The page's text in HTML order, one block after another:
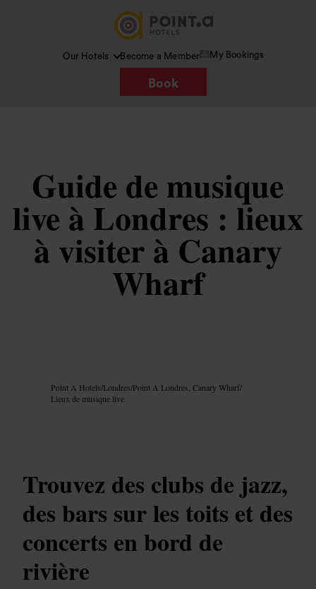
Our Hotels Become a Member My Bookings
Book
Guide de musique
live à Londres : lieux
à visiter à Canary
Wharf
Point A Hotels/Londres/Point A Londres, Canary Wharf/
Lieux de musique live
Trouvez des clubs de jazz,
des bars sur les toits et des
concerts en bord de
rivière